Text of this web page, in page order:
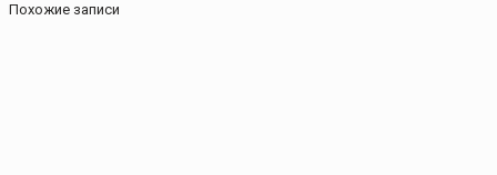
Похожие записи